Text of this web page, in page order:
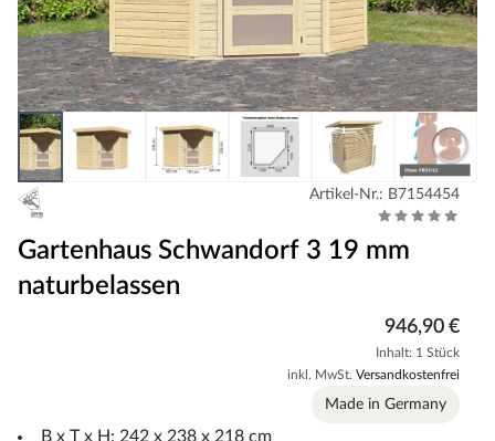
Artikel-Nr.: B7154454
Gartenhaus Schwandorf 3 19 mm
naturbelassen
946,90 €
Inhalt: 1 Stück
inkl. MwSt. Versandkostenfrei
Made in Germany
B x T x H: 242 x 238 x 218 cm